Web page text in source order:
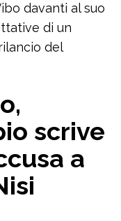
davanti al suo
di un
del
scrive
a